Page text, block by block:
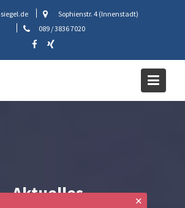
Sophienstr. 4 (Innenstadt)
089 / 3836 7020
Aktuelles
✕